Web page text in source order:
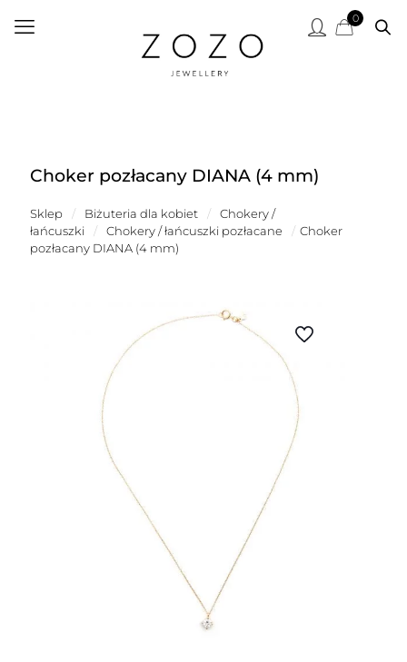
0
Choker pozłacany DIANA (4 mm)
Sklep / Biżuteria dla kobiet /
Chokery /
łańcuszki
/ Chokery / łańcuszki pozłacane / Choker
pozłacany DIANA (4 mm)